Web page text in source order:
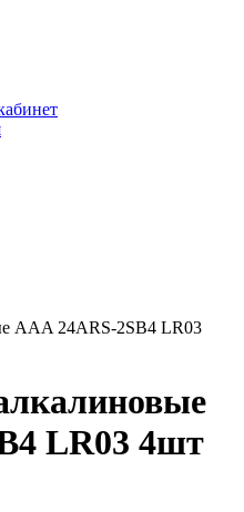
AAA 24ARS-2SB4 LR03
LR03 4шт